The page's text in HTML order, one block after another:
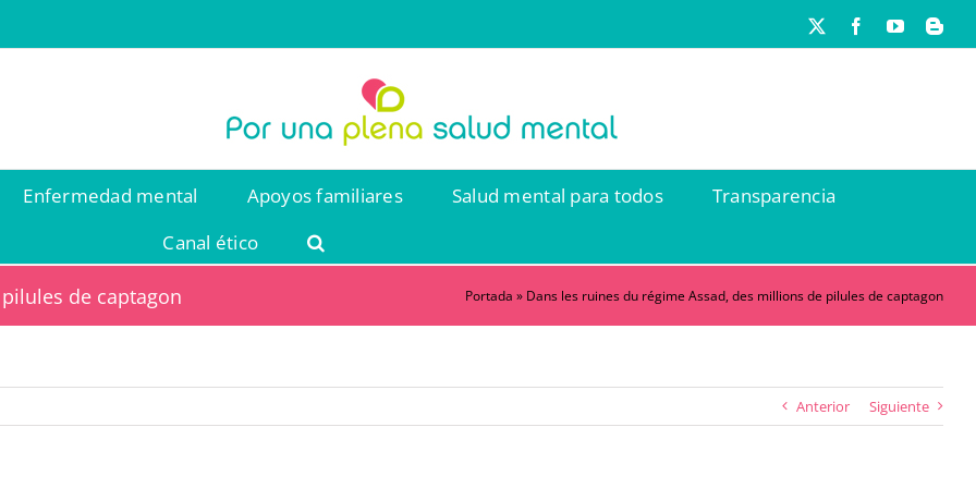
FacebookYouTube
Enfermedad mental Apoyos familiares Salud mental para todos
Transparencia
Canal ético
de captagon Portada » Dans les ruines du régime Assad, des millions de pilules de captagon
Anterior Siguiente